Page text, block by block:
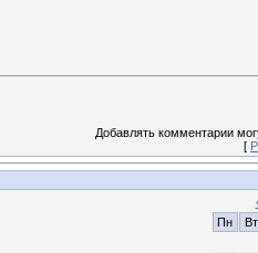
Добавлять комментарии
[
Пн
Вт